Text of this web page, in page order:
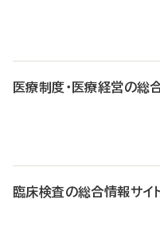
医療制度・医療経営の総
臨床検査の総合情報サイ